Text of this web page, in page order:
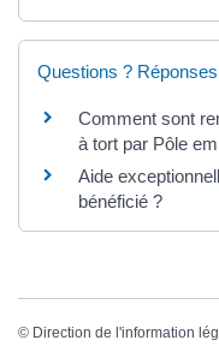
Questions ?
Comment sont
à tort par Pôle
Aide
bénéficié ?
© Direction de l'information